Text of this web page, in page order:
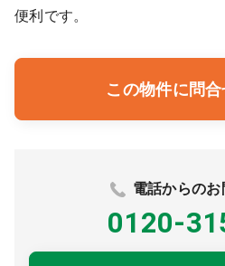
便利です。
この物件に問
電話からの
0120-